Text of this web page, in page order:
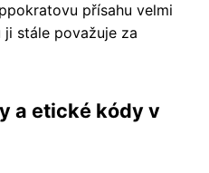
přísahu velmi
stále považuje za
a etické kódy v